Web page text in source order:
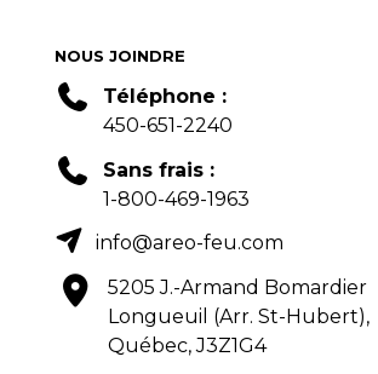
NOUS JOINDRE
Téléphone :
450-651-2240
Sans frais :
1-800-469-1963
info@areo-feu.com
5205 J.-Armand Bomardier
Longueuil (Arr. St-Hubert),
Québec, J3Z1G4